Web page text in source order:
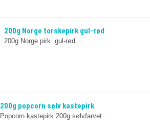
200g Norge torskepirk gul-rød
200g Norge pirk gul-rød ..
200g popcorn sølv kastepirk
Popcorn kastepirk 200g sølvfarvet ..